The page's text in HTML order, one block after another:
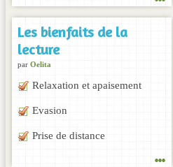
Les bienfaits de la
lecture
par Oelita
Relaxation et apaisement
Evasion
Prise de distance
...